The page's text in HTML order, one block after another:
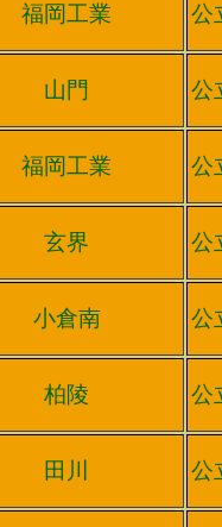
福岡工業 公
山門 公
福岡工業 公
玄界 公
小倉南 公
柏陵 公
田川 公